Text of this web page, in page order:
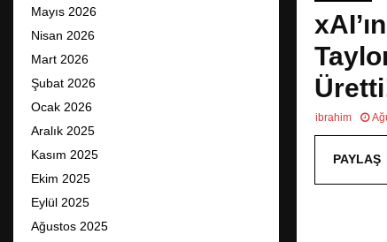
ibrahim
PAYLAŞ
Mayıs 2026
Nisan 2026
Mart 2026
Şubat 2026
Ocak 2026
Aralık 2025
Kasım 2025
Ekim 2025
Eylül 2025
Ağustos 2025